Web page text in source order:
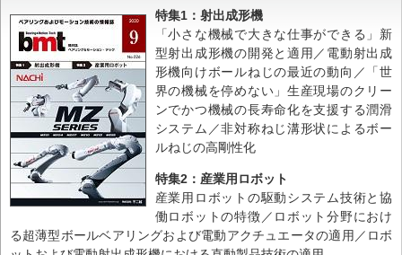
特集1：射出成形機
「小さな機械で大きな仕事ができる」新
型射出成形機の開発と適用／電動射出成
形機向けボールねじの最近の動向／「世
界の機械を停めない」生産現場のクリー
ンでかつ機械の長寿命化を支援する潤滑
システム／非対称ねじ溝形状によるボー
ルねじの高剛性化
特集2：産業用ロボット
産業用ロボットの駆動システム技術と協
働ロボットの特徴／ロボット分野におけ
る超薄型ボールベアリングおよび電動アクチュエータの適用／ロボ